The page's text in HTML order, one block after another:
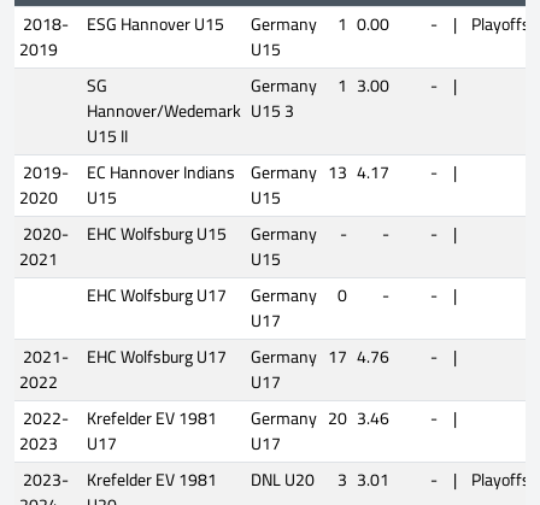
2018-
2019
ESG Hannover U15
Germany
U15
1 0.00 - | Playoffs
SG
Hannover/Wedemark
U15 II
Germany
U15 3
1 3.00 - |
2019-
2020
EC Hannover Indians
U15
Germany
U15
13 4.17 - |
2020-
2021
EHC Wolfsburg U15
Germany
U15
- - - |
EHC Wolfsburg U17
Germany
U17
0 - - |
2021-
2022
EHC Wolfsburg U17
Germany
U17
17 4.76 - |
2022-
2023
Krefelder EV 1981
U17
Germany
U17
20 3.46 - |
2023-
Krefelder EV 1981
DNL U20 3 3.01 - | Playoffs